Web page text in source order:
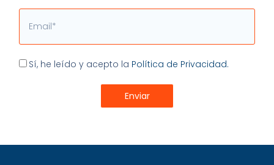
Email
Aceptación
Sí, he leído y acepto la Política de Privacidad.
Enviar